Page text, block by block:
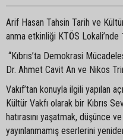
Arif Hasan Tahsin Tarih ve
anma etkinliği KTÖS
“Kıbrıs’ta Demokrasi
Dr. Ahmet Cavit An ve Nikos
Vakıf’tan konuyla ilgili yapılan
Kültür Vakfı olarak bir Kıbrıs
hatırasını yaşatmak, düşünce
yayınlanmamış eserlerini